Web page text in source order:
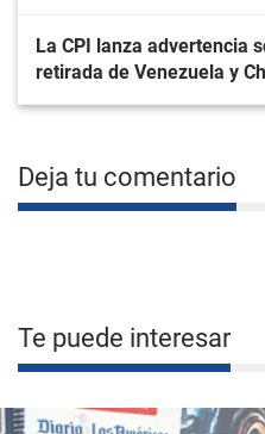
La CPI lanza advertencia
retirada de Venezuela y
Deja tu comentario
Te puede interesar